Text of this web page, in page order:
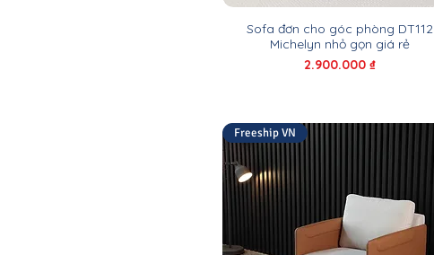
Sofa đơn cho góc phòng DT112
Michelyn nhỏ gọn giá rẻ
Giá
2.900.000 ₫
Freeship VN